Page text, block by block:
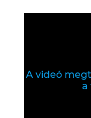
A videó
a